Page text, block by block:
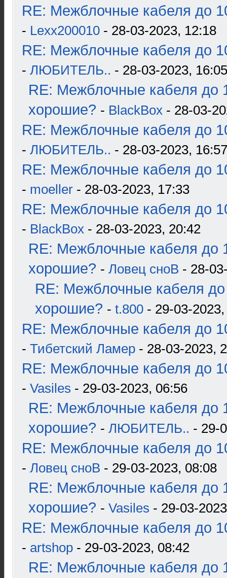
RE: Межблочные кабеля до
- Lexx200010 - 28-03-2023, 12:18
RE: Межблочные кабеля до
- ЛЮБИТЕЛЬ.. - 28-03-2023, 16:05
RE: Межблочные кабеля до
хорошие? - BlackBox - 28-03-
RE: Межблочные кабеля до
- ЛЮБИТЕЛЬ.. - 28-03-2023, 16:57
RE: Межблочные кабеля до
- moeller - 28-03-2023, 17:33
RE: Межблочные кабеля до
- BlackBox - 28-03-2023, 20:42
RE: Межблочные кабеля до
хорошие? - Ловец сноВ - 28-
RE: Межблочные кабеля до
хорошие? - t.800 - 29-03-
RE: Межблочные кабеля до
- Тибетский Ламер - 28-03-2023,
RE: Межблочные кабеля до
- Vasiles - 29-03-2023, 06:56
RE: Межблочные кабеля до
хорошие? - ЛЮБИТЕЛЬ.. - 29-
RE: Межблочные кабеля до
- Ловец сноВ - 29-03-2023, 08:08
RE: Межблочные кабеля до
хорошие? - Vasiles - 29-03-
RE: Межблочные кабеля до
- artshop - 29-03-2023, 08:42
RE: Межблочные кабеля до